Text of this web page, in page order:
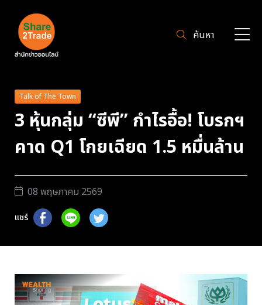
ค้นหา
Talk of The Town
3 หุ้นกลุ่ม “ซีพี” กำไรอื้อ! โบรกฯ
คาด Q1 โกยเฉียด 1.5 หมื่นล้าน
08 พฤษภาคม 2569
แชร์